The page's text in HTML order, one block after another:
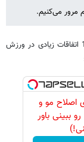
مرور می‌کنیم.
؛ در روز 22 بهمن ماه 1402 اتفاقات زیادی در ورزش
اصلاح مو و
ببینی باور